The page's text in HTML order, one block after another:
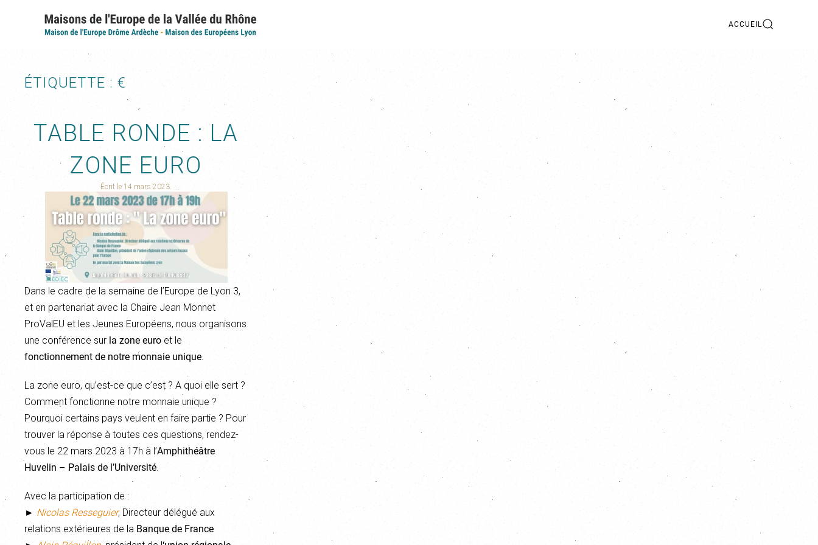
ACCUEIL
ÉTIQUETTE : €
TABLE RONDE : LA
ZONE EURO
Écrit le 14 mars 2023.
Dans le cadre de la semaine de l’Europe de Lyon 3,
et en partenariat avec la Chaire Jean Monnet
ProValEU et les Jeunes Européens, nous organisons
une conférence sur la zone euro et le
fonctionnement de notre monnaie unique.
La zone euro, qu’est-ce que c’est ? A quoi elle sert ?
Comment fonctionne notre monnaie unique ?
Pourquoi certains pays veulent en faire partie ? Pour
trouver la réponse à toutes ces questions, rendez-
vous le 22 mars 2023 à 17h à l’Amphithéâtre
Huvelin – Palais de l’Université.
Avec la participation de :
► Nicolas Resseguier, Directeur délégué aux
relations extérieures de la Banque de France